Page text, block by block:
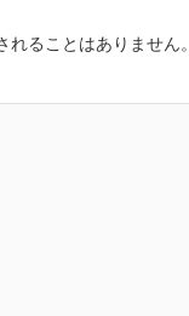
れることはありません。